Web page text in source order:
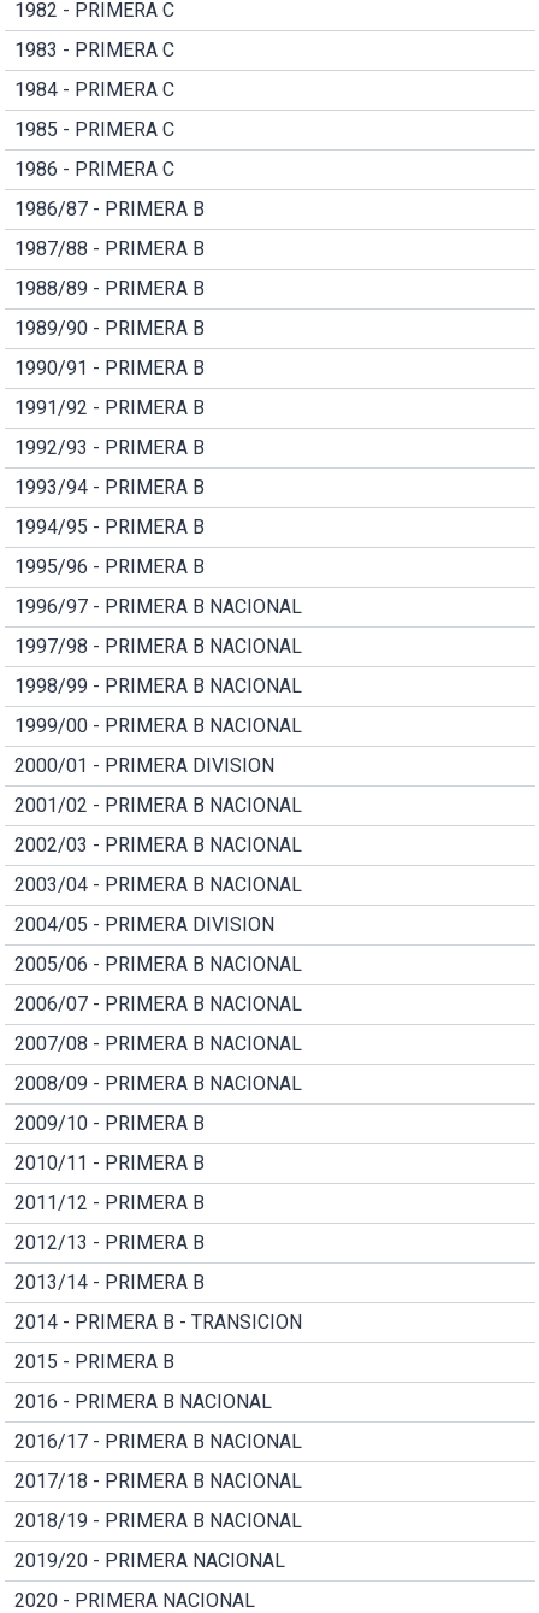
1982 - PRIMERA C
1983 - PRIMERA C
1984 - PRIMERA C
1985 - PRIMERA C
1986 - PRIMERA C
1986/87 - PRIMERA B
1987/88 - PRIMERA B
1988/89 - PRIMERA B
1989/90 - PRIMERA B
1990/91 - PRIMERA B
1991/92 - PRIMERA B
1992/93 - PRIMERA B
1993/94 - PRIMERA B
1994/95 - PRIMERA B
1995/96 - PRIMERA B
1996/97 - PRIMERA B NACIONAL
1997/98 - PRIMERA B NACIONAL
1998/99 - PRIMERA B NACIONAL
1999/00 - PRIMERA B NACIONAL
2000/01 - PRIMERA DIVISION
2001/02 - PRIMERA B NACIONAL
2002/03 - PRIMERA B NACIONAL
2003/04 - PRIMERA B NACIONAL
2004/05 - PRIMERA DIVISION
2005/06 - PRIMERA B NACIONAL
2006/07 - PRIMERA B NACIONAL
2007/08 - PRIMERA B NACIONAL
2008/09 - PRIMERA B NACIONAL
2009/10 - PRIMERA B
2010/11 - PRIMERA B
2011/12 - PRIMERA B
2012/13 - PRIMERA B
2013/14 - PRIMERA B
2014 - PRIMERA B - TRANSICION
2015 - PRIMERA B
2016 - PRIMERA B NACIONAL
2016/17 - PRIMERA B NACIONAL
2017/18 - PRIMERA B NACIONAL
2018/19 - PRIMERA B NACIONAL
2019/20 - PRIMERA NACIONAL
2020 - PRIMERA NACIONAL